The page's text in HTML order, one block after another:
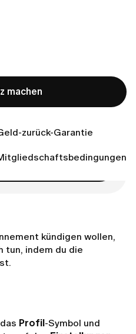
machen
zurück-Garantie
kündigen wollen,
tun, indem du die
Profil -Symbol und
den App Store (In-
Stil zu finden?